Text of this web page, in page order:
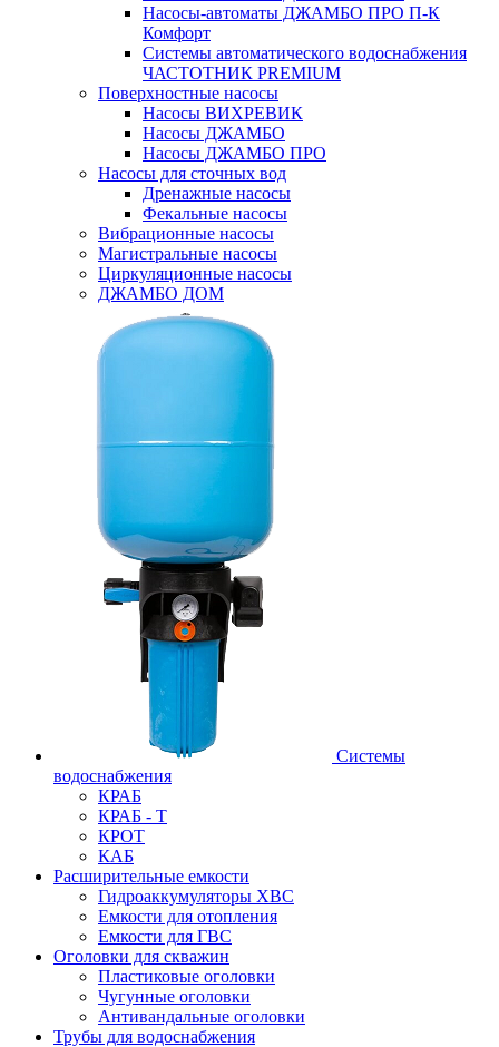
Насосы-автоматы ДЖАМБО ПРО П-К
Комфорт
Системы автоматического водоснабжения
ЧАСТОТНИК PREMIUM
Поверхностные насосы
Насосы ВИХРЕВИК
Насосы ДЖАМБО
Насосы ДЖАМБО ПРО
Насосы для сточных вод
Дренажные насосы
Фекальные насосы
Вибрационные насосы
Магистральные насосы
Циркуляционные насосы
ДЖАМБО ДОМ
Системы
водоснабжения
КРАБ
КРАБ - Т
КРОТ
КАБ
Расширительные емкости
Гидроаккумуляторы ХВС
Емкости для отопления
Емкости для ГВС
Оголовки для скважин
Пластиковые оголовки
Чугунные оголовки
Антивандальные оголовки
Трубы для водоснабжения